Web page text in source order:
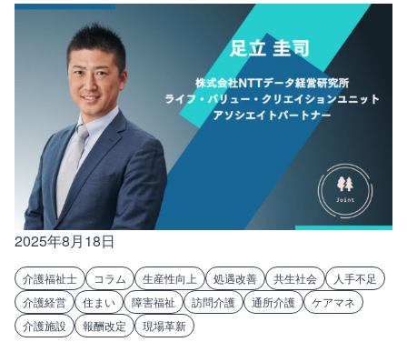
2025年8月18日
介護福祉士 コラム 生産性向上 処遇改善 共生社会
人手不足
介護経営
住まい 障害福祉 訪問介護 通所介護
ケアマネ
介護施設
報酬改定 現場革新